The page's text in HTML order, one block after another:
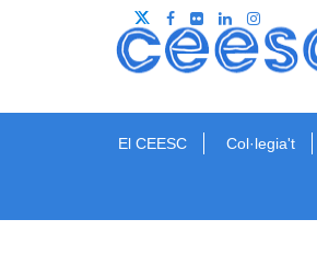
El CEESC Col·legia't